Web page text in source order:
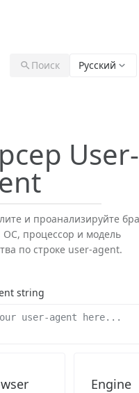
Поиск Русский
User-
и проанализируйте
ОС, процессор и модель
по строке user-agent.
string
Engine